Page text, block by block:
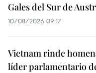
Gales del Sur de
10/08/2026 09:17
Vietnam rinde
líder parlamentario